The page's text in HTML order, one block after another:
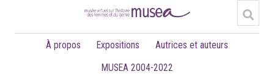
À propos Expositions
Autrices et auteurs
MUSEA 2004-2022